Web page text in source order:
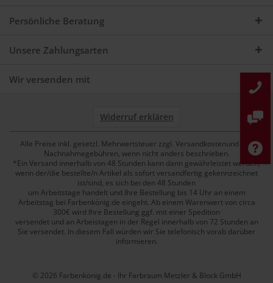
Persönliche Beratung
Unsere Zahlungsarten
Wir versenden mit
Widerruf erklären
Alle Preise inkl. gesetzl. Mehrwertsteuer zzgl. Versandkostenund ggf.
Nachnahmegebühren, wenn nicht anders beschrieben.
*Ein Versand innerhalb von 48 Stunden kann dann gewährleistet werden,
wenn der/die bestellte/n Artikel als sofort versandfertig gekennzeichnet
ist/sind, es sich bei den 48 Stunden
um Arbeitstage handelt und Ihre Bestellung bis 14 Uhr an einem
Arbeitstag bei Farbenkönig.de eingeht. Ab einem Warenwert von circa
300€ wird Ihre Bestellung ggf. mit einer Spedition
versendet und an Arbeistagen in der Regel innerhalb von 72 Stunden an
Sie versendet. In diesem Fall würden wir Sie telefonisch vorab darüber
informieren.
© 2026 Farbenkönig.de - Ihr Farbraum Metzler & Block GmbH